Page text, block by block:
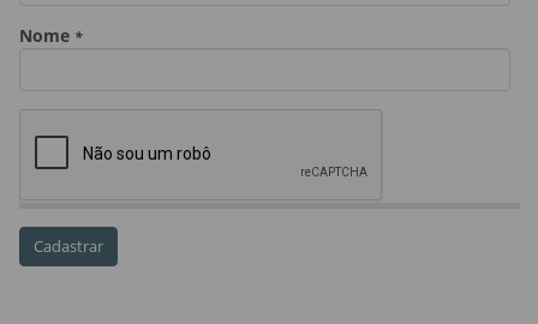
precatórios precatórios prioritários
Taxa Referencial